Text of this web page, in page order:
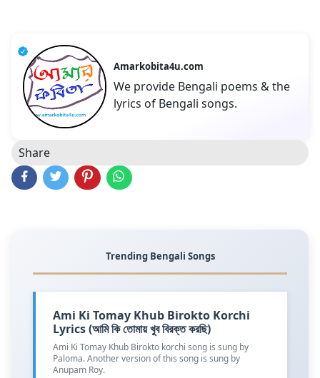
Amarkobita4u.com
We provide Bengali poems & the
lyrics of Bengali songs.
Share
Trending Bengali Songs
Ami Ki Tomay Khub Birokto Korchi
Lyrics (আমি কি তোমায় খুব বিরক্ত করছি)
Ami Ki Tomay Khub Birokto korchi song is sung by
Paloma. Another version of this song is sung by
Anupam Roy.